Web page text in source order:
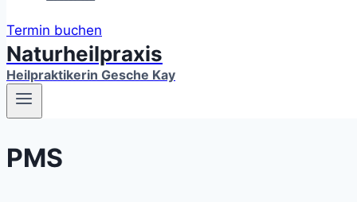
Termin buchen
Naturheilpraxis
Heilpraktikerin Gesche Kay
PMS